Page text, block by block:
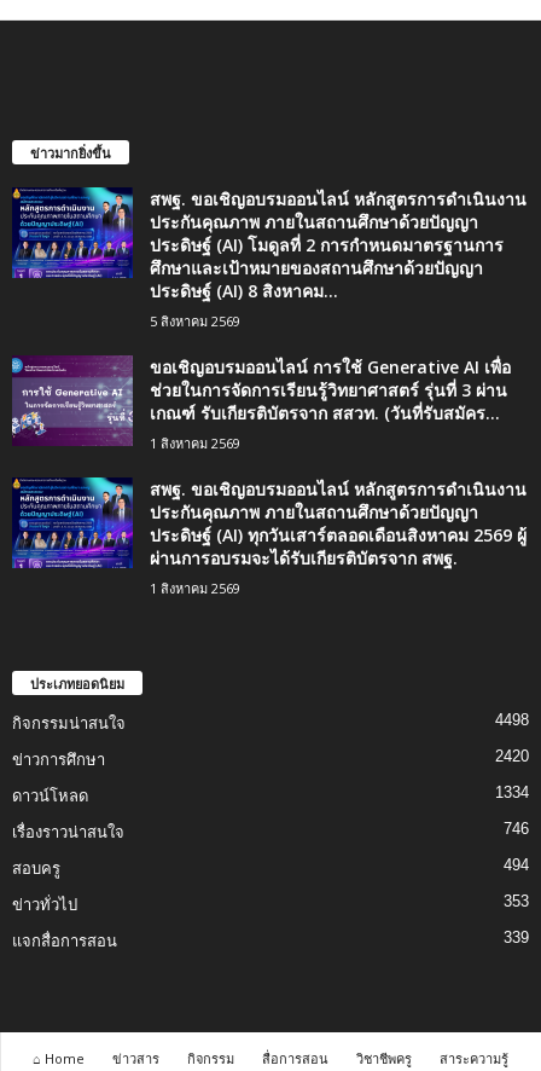
ข่าวมากยิ่งขึ้น
สพฐ. ขอเชิญอบรมออนไลน์ หลักสูตรการดำเนินงาน
ประกันคุณภาพ ภายในสถานศึกษาด้วยปัญญา
ประดิษฐ์ (AI) โมดูลที่ 2 การกำหนดมาตรฐานการ
ศึกษาและเป้าหมายของสถานศึกษาด้วยปัญญา
ประดิษฐ์ (AI) 8 สิงหาคม...
5 สิงหาคม 2569
ขอเชิญอบรมออนไลน์ การใช้ Generative AI เพื่อ
ช่วยในการจัดการเรียนรู้วิทยาศาสตร์ รุ่นที่ 3 ผ่าน
เกณฑ์ รับเกียรติบัตรจาก สสวท. (วันที่รับสมัคร...
1 สิงหาคม 2569
สพฐ. ขอเชิญอบรมออนไลน์ หลักสูตรการดำเนินงาน
ประกันคุณภาพ ภายในสถานศึกษาด้วยปัญญา
ประดิษฐ์ (AI) ทุกวันเสาร์ตลอดเดือนสิงหาคม 2569 ผู้
ผ่านการอบรมจะได้รับเกียรติบัตรจาก สพฐ.
1 สิงหาคม 2569
ประเภทยอดนิยม
กิจกรรมน่าสนใจ 4498
ข่าวการศึกษา 2420
ดาวน์โหลด 1334
เรื่องราวน่าสนใจ 746
สอบครู 494
ข่าวทั่วไป 353
แจกสื่อการสอน 339
⌂ Home ข่าวสาร กิจกรรม สื่อการสอน วิชาชีพครู สาระความรู้